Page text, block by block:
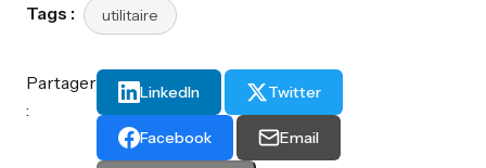
Tags : utilitaire
Partager
:
LinkedIn Twitter
Facebook Email